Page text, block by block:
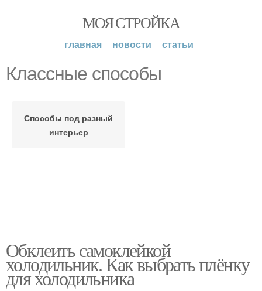
МОЯ СТРОЙКА
главная новости статьи
Классные способы
Способы под разный
интерьер
Обклеить самоклейкой
холодильник. Как выбрать плёнку
для холодильника